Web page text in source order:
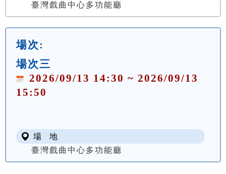
臺灣戲曲中心多功能廳
場次:
場次三
2026/09/13 14:30 ~ 2026/09/13
15:50
場 地
臺灣戲曲中心多功能廳